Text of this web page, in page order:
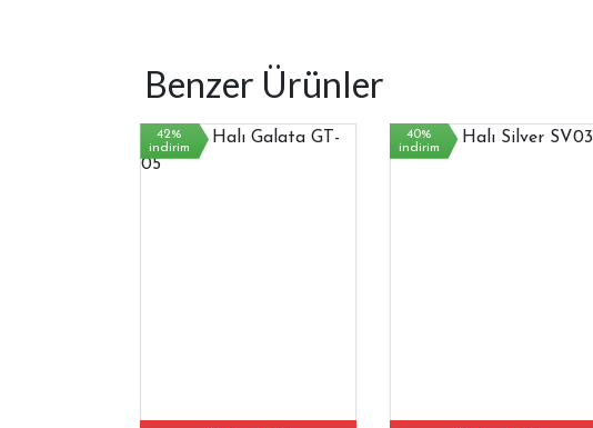
Benzer Ürünler